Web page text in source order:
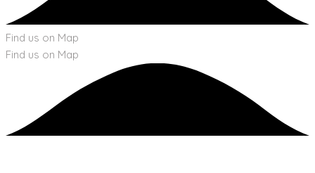
Find us on Map
Find us on Map